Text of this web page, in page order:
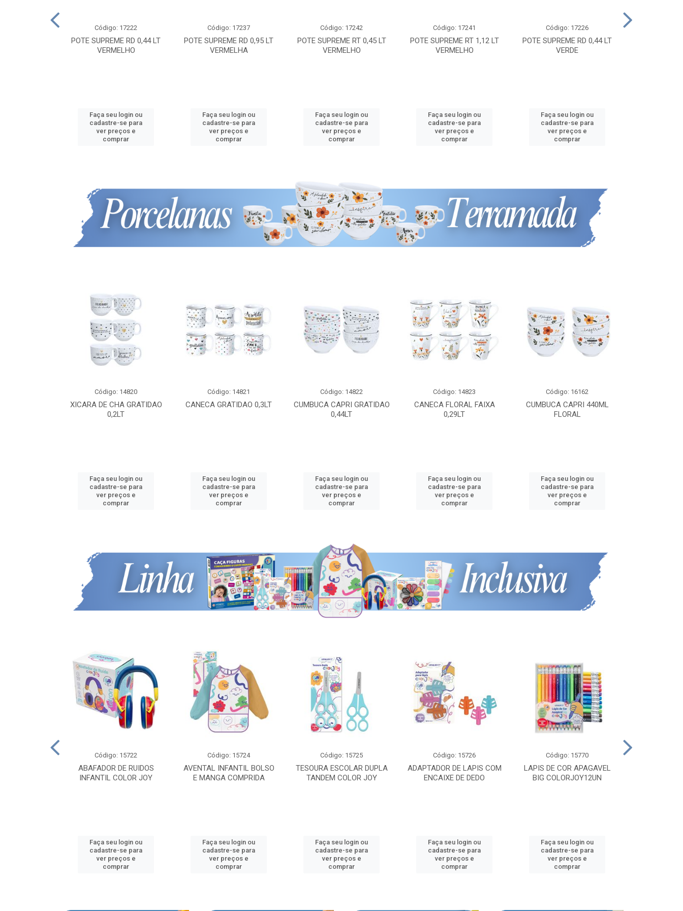
POTE SUPREME RD 0,44 LT
VERMELHO
Código: 17222
Faça seu login ou
cadastre-se para
ver preços e
comprar
POTE SUPREME RD 0,95 LT
VERMELHA
Código: 17237
Faça seu login ou
cadastre-se para
ver preços e
comprar
POTE SUPREME RT 0,45 LT
VERMELHO
Código: 17242
Faça seu login ou
cadastre-se para
ver preços e
comprar
POTE SUPREME RT 1,12 LT
VERMELHO
Código: 17241
Faça seu login ou
cadastre-se para
ver preços e
comprar
POTE SUPREME RD 0,44 LT
VERDE
Código: 17226
Faça seu login ou
cadastre-se para
ver preços e
comprar
XICARA DE CHA GRATIDAO
0,2LT
Código: 14820
Faça seu login ou
cadastre-se para
ver preços e
comprar
CANECA GRATIDAO 0,3LT
Código: 14821
Faça seu login ou
cadastre-se para
ver preços e
comprar
CUMBUCA CAPRI GRATIDAO
0,44LT
Código: 14822
Faça seu login ou
cadastre-se para
ver preços e
comprar
CANECA FLORAL FAIXA
0,29LT
Código: 14823
Faça seu login ou
cadastre-se para
ver preços e
comprar
CUMBUCA CAPRI 440ML
FLORAL
Código: 16162
Faça seu login ou
cadastre-se para
ver preços e
comprar
ABAFADOR DE RUIDOS
INFANTIL COLOR JOY
Código: 15722
Faça seu login ou
cadastre-se para
ver preços e
comprar
AVENTAL INFANTIL BOLSO
E MANGA COMPRIDA
Código: 15724
Faça seu login ou
cadastre-se para
ver preços e
comprar
TESOURA ESCOLAR DUPLA
TANDEM COLOR JOY
Código: 15725
Faça seu login ou
cadastre-se para
ver preços e
comprar
ADAPTADOR DE LAPIS COM
ENCAIXE DE DEDO
Código: 15726
Faça seu login ou
cadastre-se para
ver preços e
comprar
LAPIS DE COR APAGAVEL
BIG COLORJOY12UN
Código: 15770
Faça seu login ou
cadastre-se para
ver preços e
comprar